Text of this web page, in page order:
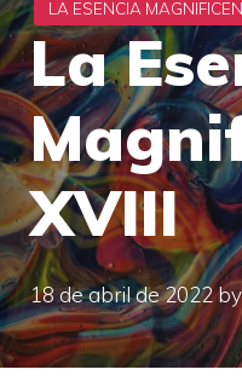
La
XVIII
18 de abril de 2022by